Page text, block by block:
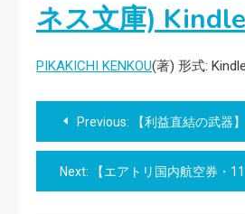
ネス文庫)
PIKAKICHI KENKOU(著) 形式:
投
稿
ナ
Previous: 【利益直結の武器】AI価格交渉シュミレーター｜30代マネージャー｜のため
Next: 【エアトリ国内航空券・11月秋旅特集】東京-新千歳線が驚愕の4,520円か